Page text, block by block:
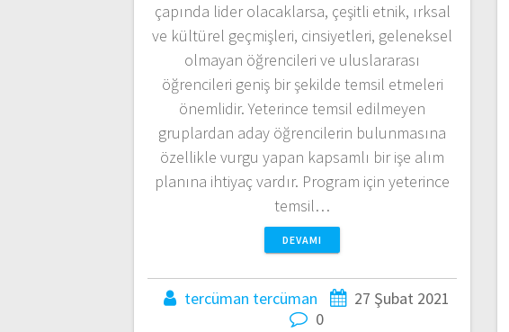
çapında lider olacaklarsa, çeşitli etnik, ırksal
ve kültürel geçmişleri, cinsiyetleri, geleneksel
olmayan öğrencileri ve uluslararası
öğrencileri geniş bir şekilde temsil etmeleri
önemlidir. Yeterince temsil edilmeyen
gruplardan aday öğrencilerin bulunmasına
özellikle vurgu yapan kapsamlı bir işe alım
planına ihtiyaç vardır. Program için yeterince
temsil…
DEVAMI
tercüman tercüman
27 Şubat 2021
0